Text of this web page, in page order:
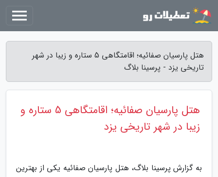
هتل پارسیان صفائیه؛ اقامتگاهی 5 ستاره و زیبا در شهر
تاریخی یزد - پرسینا بلاگ
هتل پارسیان صفائیه؛ اقامتگاهی 5 ستاره و
زیبا در شهر تاریخی یزد
به گزارش پرسینا بلاگ، هتل پارسیان صفائیه یکی از بهترین